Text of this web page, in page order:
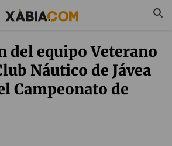
del equipo Veterano
Náutico de Jávea
Campeonato de